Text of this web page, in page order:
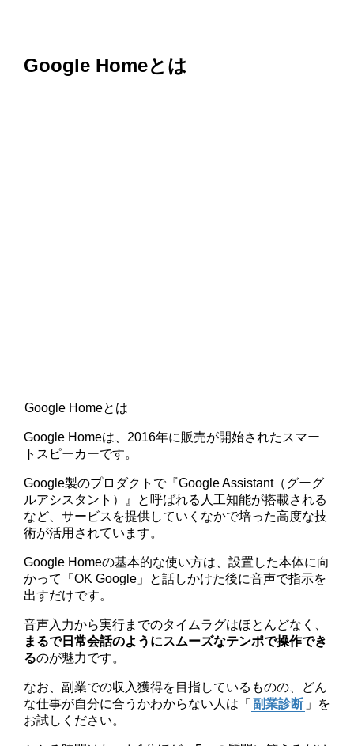
Google Homeとは
Google Homeとは
Google Homeは、2016年に販売が開始されたスマー
トスピーカーです。
Google製のプロダクトで『Google Assistant（グーグ
ルアシスタント）』と呼ばれる人工知能が搭載される
など、サービスを提供していくなかで培った高度な技
術が活用されています。
Google Homeの基本的な使い方は、設置した本体に向
かって「OK Google」と話しかけた後に音声で指示を
出すだけです。
音声入力から実行までのタイムラグはほとんどなく、
まるで日常会話のようにスムーズなテンポで操作でき
るのが魅力です。
なお、副業での収入獲得を目指しているものの、どん
な仕事が自分に合うかわからない人は「 副業診断 」を
お試しください。